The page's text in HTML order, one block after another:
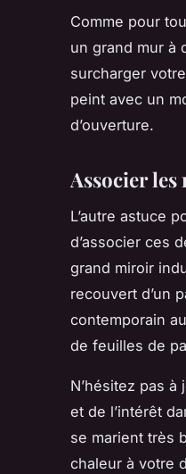
Comme pour
un grand mur à
surcharger
peint avec un
d’ouverture.
Associer
L’autre astuce
d’associer ces
grand miroir
recouvert d’un
contemporain
de feuilles de
N’hésitez pas
et de l’intérêt
se marient très
chaleur à votre